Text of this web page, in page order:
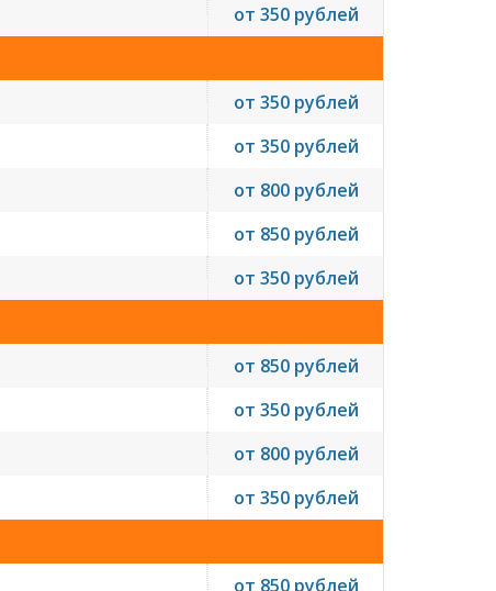
от 350 рублей
от 350 рублей
от 350 рублей
от 800 рублей
от 850 рублей
от 350 рублей
от 850 рублей
от 350 рублей
от 800 рублей
от 350 рублей
от 850 рублей